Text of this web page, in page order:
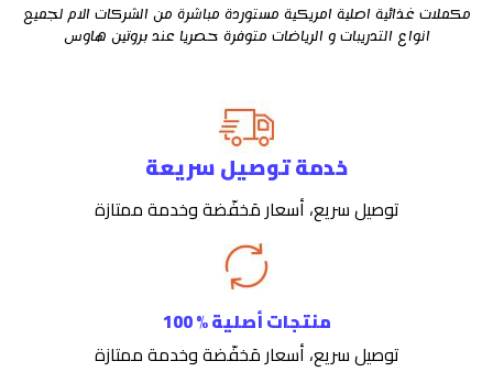
مكملات غذائية اصلية امريكية مستوردة مباشرة من الشركات الام لجميع
انواع التدريبات و الرياضات متوفرة حصريا عند بروتين هاوس
خدمة توصيل سريعة
توصيل سريع، أسعار مَخفّضة وخدمة ممتازة
منتجات أصلية % 100
توصيل سريع، أسعار مَخفّضة وخدمة ممتازة